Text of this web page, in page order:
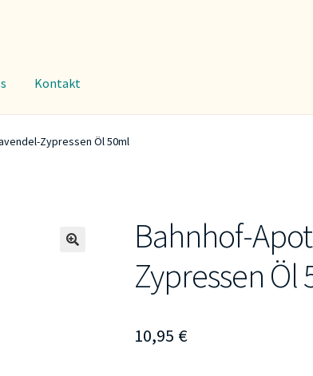
Kontakt
Zypressen Öl 50ml
Bahnhof-
Zypressen Öl
10,95 €